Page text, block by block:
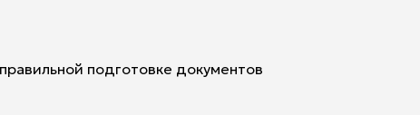
подготовке документов